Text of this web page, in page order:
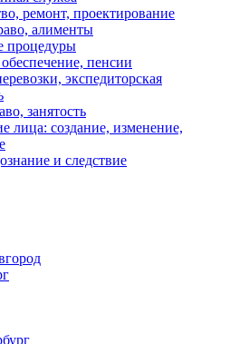
ремонт, проектирование
алименты
процедуры
пенсии
экспедиторская
занятость
лица: создание, изменение,
и следствие